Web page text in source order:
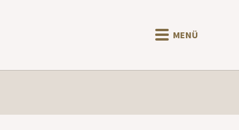
MENÜ